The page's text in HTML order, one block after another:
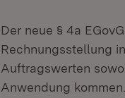
Der neue § 4a
Rechnungsstellung
Auftragswerten
Anwendung